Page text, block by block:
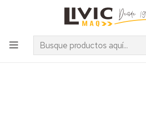
UTILIZA EL CUPÓN "INVIERNO10" EN
Makita Accesorios
Broca para concreto Makita 10